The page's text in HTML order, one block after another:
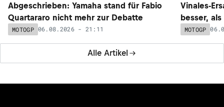
Alle Artikel
Abgeschrieben: Yamaha stand für Fabio
Quartararo nicht mehr zur Debatte
MOTOGP 06.08.2026 - 21:11
Vinales-
besser,
MOTOGP